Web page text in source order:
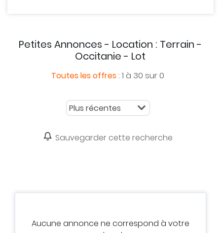
Petites Annonces - Location : Terrain -
Occitanie - Lot
Toutes les offres:1 à 30 sur 0
Sauvegarder cette recherche
Aucune annonce ne correspond à votre